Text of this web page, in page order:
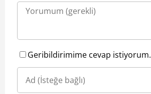
Geribildirimime cevap istiyorum.